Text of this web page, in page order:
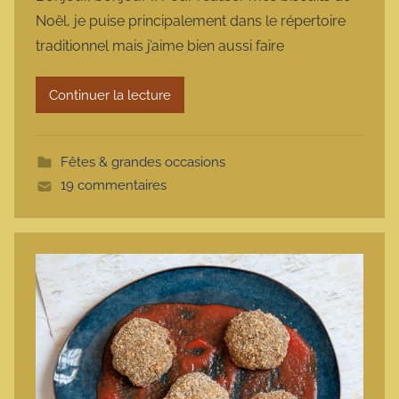
r
m
a
t
Noël, je puise principalement dans le répertoire
traditionnel mais j’aime bien aussi faire
Continuer la lecture
Fêtes & grandes occasions
19 commentaires